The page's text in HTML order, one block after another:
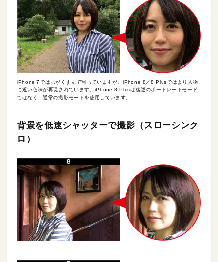
iPhone 7では肌がくすんで写っていますが、iPhone 8／8 Plusではより人物
に近い色味が再現されています。iPhone 8 Plusは後述のポートレートモード
ではなく、通常の撮影モードを使用しています。
背景を低速シャッターで撮影（スローシンク
ロ）